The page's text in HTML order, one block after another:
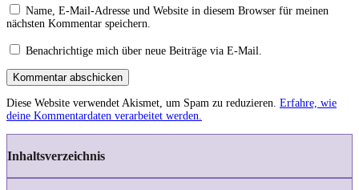
Name, E-Mail-Adresse und Website in diesem Browser für meinen
nächsten Kommentar speichern.
Benachrichtige mich über neue Beiträge via E-Mail.
Kommentar abschicken
Diese Website verwendet Akismet, um Spam zu reduzieren. Erfahre, wie
deine Kommentardaten verarbeitet werden.
Inhaltsverzeichnis